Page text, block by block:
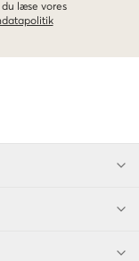
læse vores